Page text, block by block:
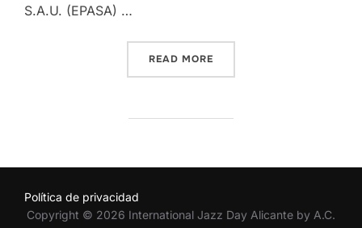
S.A.U. (EPASA) …
READ MORE
Política de privacidad
Copyright © 2026 International Jazz Day Alicante by A.C.